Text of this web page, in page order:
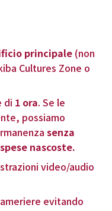
principale (non
Cultures Zone o
di 1 ora. Se le
possiamo
senza
spese nascoste.
video/audio
evitando